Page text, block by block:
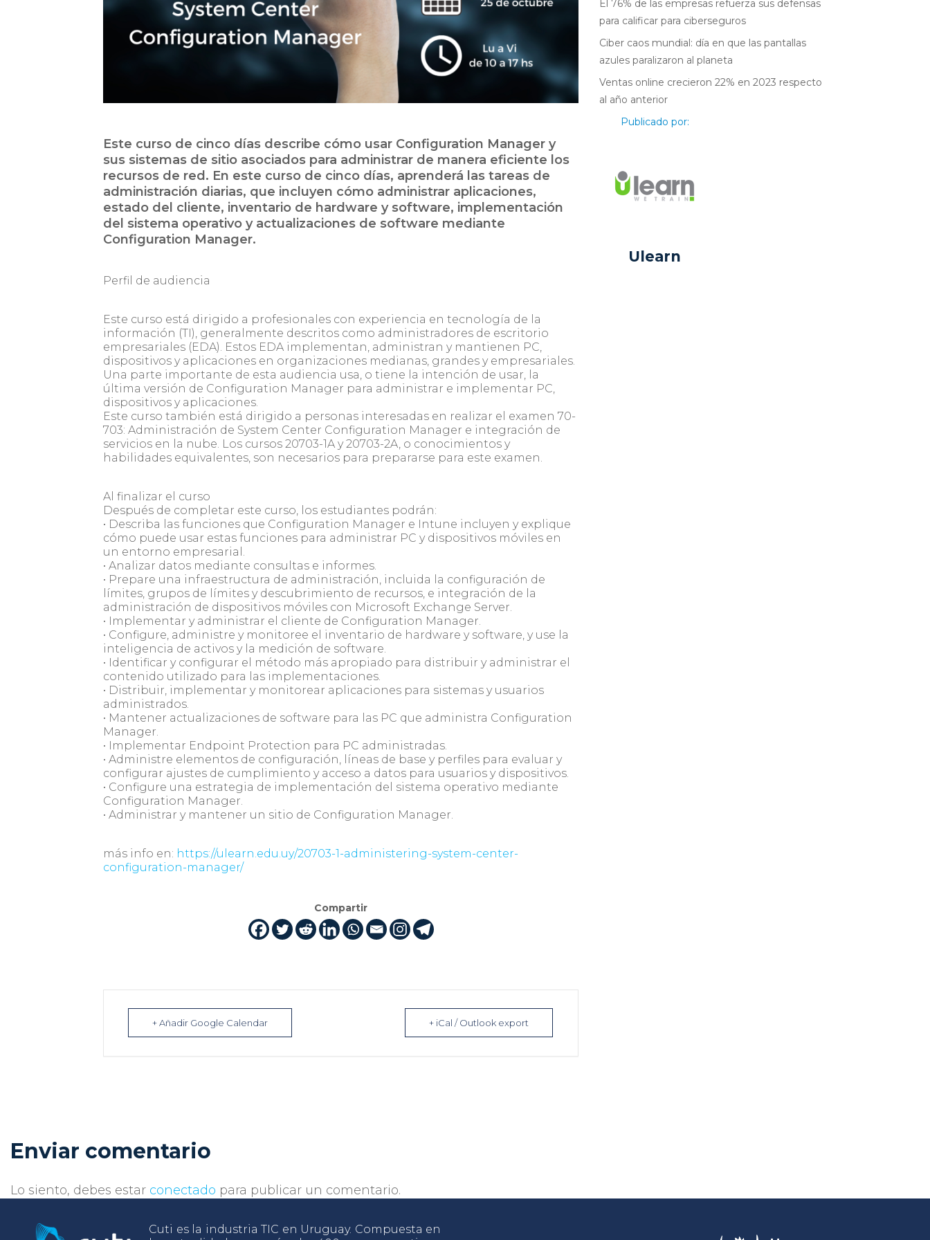
Este curso de cinco días describe cómo usar Configuration Manager y
sus sistemas de sitio asociados para administrar de manera eficiente los
recursos de red. En este curso de cinco días, aprenderá las tareas de
administración diarias, que incluyen cómo administrar aplicaciones,
estado del cliente, inventario de hardware y software, implementación
del sistema operativo y actualizaciones de software mediante
Configuration Manager.
Perfil de audiencia
Este curso está dirigido a profesionales con experiencia en tecnología de la
información (TI), generalmente descritos como administradores de escritorio
empresariales (EDA). Estos EDA implementan, administran y mantienen PC,
dispositivos y aplicaciones en organizaciones medianas, grandes y empresariales.
Una parte importante de esta audiencia usa, o tiene la intención de usar, la
última versión de Configuration Manager para administrar e implementar PC,
dispositivos y aplicaciones.
Este curso también está dirigido a personas interesadas en realizar el examen 70-
703: Administración de System Center Configuration Manager e integración de
servicios en la nube. Los cursos 20703-1A y 20703-2A, o conocimientos y
habilidades equivalentes, son necesarios para prepararse para este examen.
Al finalizar el curso
Después de completar este curso, los estudiantes podrán:
• Describa las funciones que Configuration Manager e Intune incluyen y explique
cómo puede usar estas funciones para administrar PC y dispositivos móviles en
un entorno empresarial.
• Analizar datos mediante consultas e informes.
• Prepare una infraestructura de administración, incluida la configuración de
límites, grupos de límites y descubrimiento de recursos, e integración de la
administración de dispositivos móviles con Microsoft Exchange Server.
• Implementar y administrar el cliente de Configuration Manager.
• Configure, administre y monitoree el inventario de hardware y software, y use la
inteligencia de activos y la medición de software.
• Identificar y configurar el método más apropiado para distribuir y administrar el
contenido utilizado para las implementaciones.
• Distribuir, implementar y monitorear aplicaciones para sistemas y usuarios
administrados.
• Mantener actualizaciones de software para las PC que administra Configuration
Manager.
• Implementar Endpoint Protection para PC administradas.
• Administre elementos de configuración, líneas de base y perfiles para evaluar y
configurar ajustes de cumplimiento y acceso a datos para usuarios y dispositivos.
• Configure una estrategia de implementación del sistema operativo mediante
Configuration Manager.
• Administrar y mantener un sitio de Configuration Manager.
más info en: https://ulearn.edu.uy/20703-1-administering-system-center-
configuration-manager/
Compartir
+ Añadir Google Calendar + iCal / Outlook export
El 76% de las empresas refuerza sus defensas
para calificar para ciberseguros
Ciber caos mundial: día en que las pantallas
azules paralizaron al planeta
Ventas online crecieron 22% en 2023 respecto
al año anterior
Publicado por:
Ulearn
Enviar comentario
Lo siento, debes estar conectado para publicar un comentario.
Cuti es la industria TIC en Uruguay. Compuesta en